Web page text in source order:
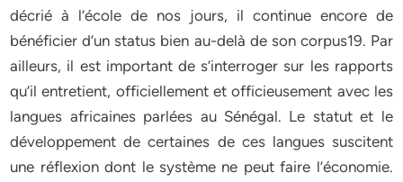
décrié à l’école de nos jours, il continue encore de
bénéficier d’un status bien au-delà de son corpus19. Par
ailleurs, il est important de s’interroger sur les rapports
qu’il entretient, officiellement et officieusement avec les
langues africaines parlées au Sénégal. Le statut et le
développement de certaines de ces langues suscitent
une réflexion dont le système ne peut faire l’économie.